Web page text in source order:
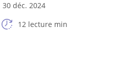
30 déc. 2024
12 lecture min